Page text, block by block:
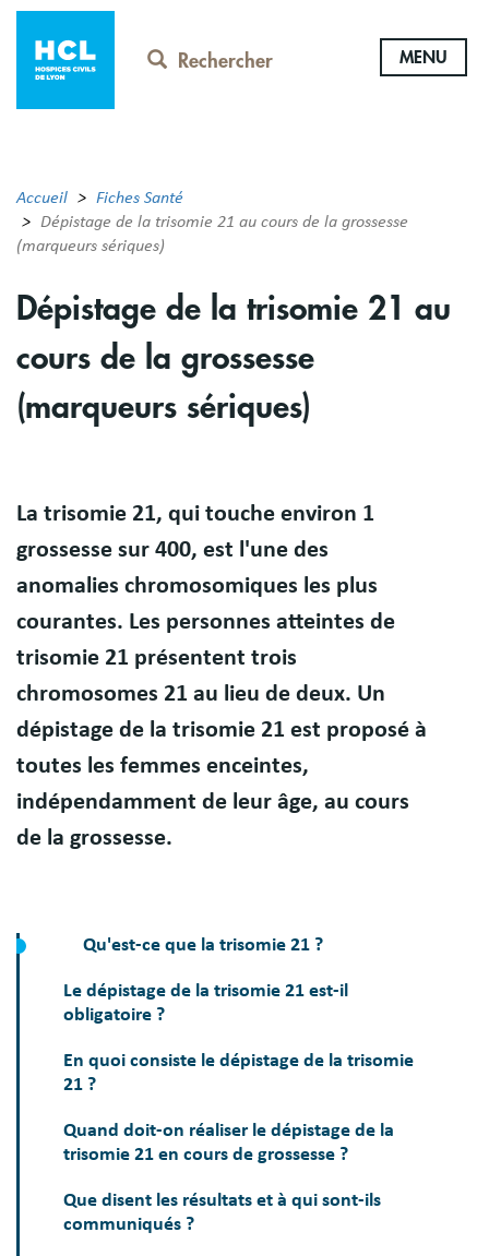
Aller
contenu
principal
Rechercher MENU
Accueil
Fiches Santé
Dépistage de la trisomie 21 au cours de la grossesse
(marqueurs sériques)
Dépistage de la trisomie 21 au
cours de la grossesse
(marqueurs sériques)
Résumé
La trisomie 21, qui touche environ 1
grossesse sur 400, est l'une des
anomalies chromosomiques les plus
courantes. Les personnes atteintes de
trisomie 21 présentent trois
chromosomes 21 au lieu de deux. Un
dépistage de la trisomie 21 est proposé à
toutes les femmes enceintes,
indépendamment de leur âge, au cours
de la grossesse.
Qu'est-ce que la trisomie 21 ?
Le dépistage de la trisomie 21 est-il
obligatoire ?
En quoi consiste le dépistage de la trisomie
21 ?
Quand doit-on réaliser le dépistage de la
trisomie 21 en cours de grossesse ?
Que disent les résultats et à qui sont-ils
communiqués ?